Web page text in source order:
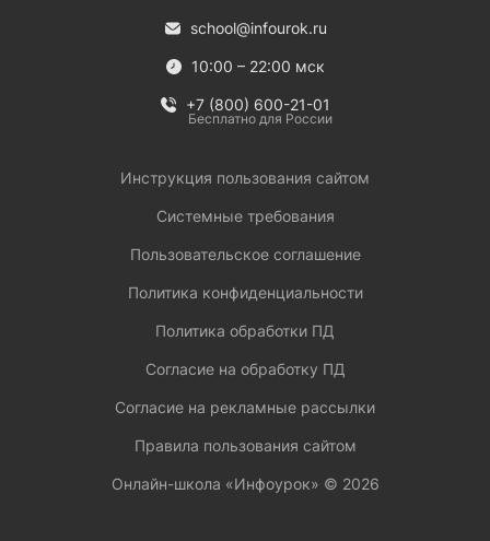
school@infourok.ru
10:00 – 22:00 мск
+7 (800) 600-21-01
Бесплатно для России
Инструкция пользования сайтом
Системные требования
Пользовательское соглашение
Политика конфиденциальности
Политика обработки ПД
Согласие на обработку ПД
Согласие на рекламные рассылки
Правила пользования сайтом
Онлайн-школа «Инфоурок» © 2026